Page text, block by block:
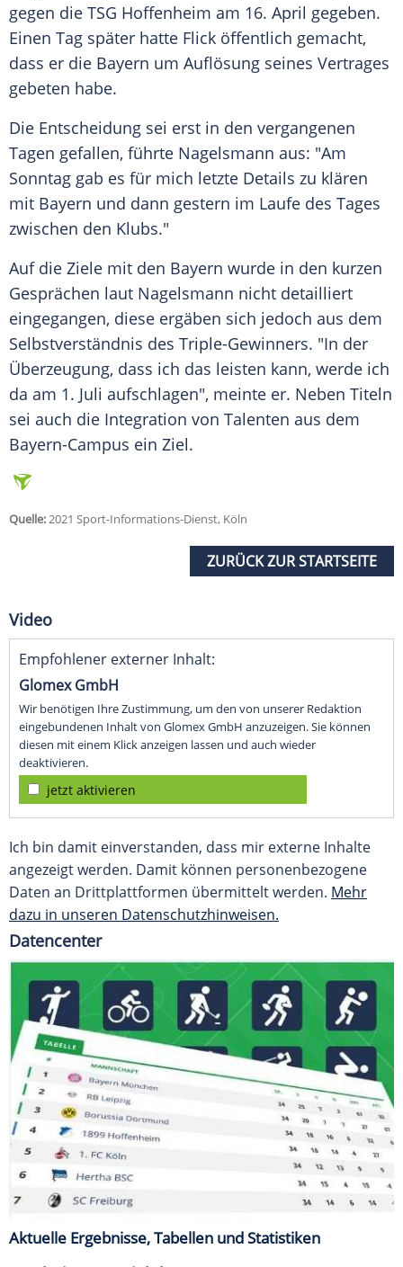
gegen die TSG Hoffenheim am 16. April gegeben.
Einen Tag später hatte Flick öffentlich gemacht,
dass er die Bayern um Auflösung seines Vertrages
gebeten habe.
Die Entscheidung sei erst in den vergangenen
Tagen gefallen, führte Nagelsmann aus: "Am
Sonntag gab es für mich letzte Details zu klären
mit Bayern und dann gestern im Laufe des Tages
zwischen den Klubs."
Auf die Ziele mit den Bayern wurde in den kurzen
Gesprächen laut Nagelsmann nicht detailliert
eingegangen, diese ergäben sich jedoch aus dem
Selbstverständnis des Triple-Gewinners. "In der
Überzeugung, dass ich das leisten kann, werde ich
da am 1. Juli aufschlagen", meinte er. Neben Titeln
sei auch die Integration von Talenten aus dem
Bayern-Campus ein Ziel.
Quelle:2021 Sport-Informations-Dienst, Köln
ZURÜCK ZUR STARTSEITE
Video
Empfohlener externer Inhalt:
Glomex GmbH
Wir benötigen Ihre Zustimmung, um den von unserer Redaktion
eingebundenen Inhalt von Glomex GmbH anzuzeigen. Sie können
diesen mit einem Klick anzeigen lassen und auch wieder
deaktivieren.
jetzt aktivieren
Ich bin damit einverstanden, dass mir externe Inhalte
angezeigt werden. Damit können personenbezogene
Daten an Drittplattformen übermittelt werden. Mehr
dazu in unseren Datenschutzhinweisen.
Datencenter
Aktuelle Ergebnisse, Tabellen und Statistiken